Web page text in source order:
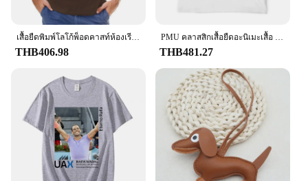
เสื้อยืดพิมพ์โลโก้พ็อดคาสท์ห้องเรียนคลาสสิกเสื้อยืดผู้ชายคนผิวขาวรุ่นใหม่
THB406.98
PMU คลาสสิกเสื้อยืดอะนิเมะเสื้อ t ฤดูร้อนความงามเสื้อผ้าบุรุษแชมป์เสื้อ t
THB481.27